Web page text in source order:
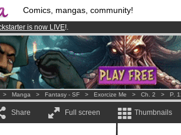
Comics, mangas, community!
is now LIVE!.
from3.95 eurosper month !Get membership
membersand 1208 comics & mangas!.
> Manga > Fantasy - SF > Exorcize Me > Ch. 2 > P.
Share Full screen Thumbnails